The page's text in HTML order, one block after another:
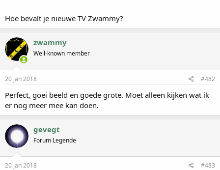
e
r
Hoe bevalt je nieuwe TV Zwammy?
zwammy
Well-known member
20 jan 2018 #482
Perfect, goei beeld en goede grote. Moet alleen kijken wat ik
er nog meer mee kan doen.
gevegt
Forum Legende
20 jan 2018 #483